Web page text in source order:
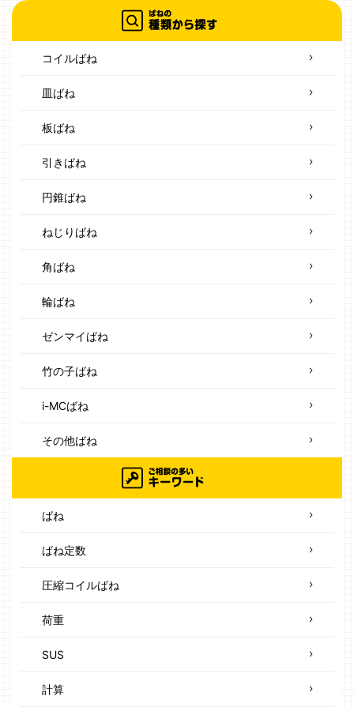
コイルばね
皿ばね
板ばね
引きばね
円錐ばね
ねじりばね
角ばね
輪ばね
ゼンマイばね
竹の子ばね
i-MCばね
その他ばね
ばね
ばね定数
圧縮コイルばね
荷重
SUS
計算